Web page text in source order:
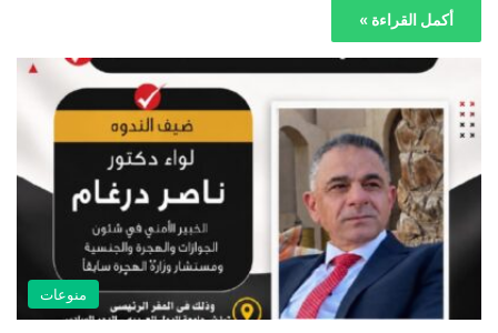
أكمل القراءة »
منوعات